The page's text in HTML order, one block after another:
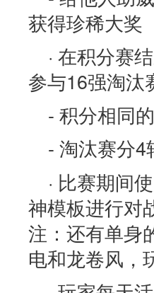
获得珍稀大奖
· 在积分赛
参与16强淘
- 积分相同
- 淘汰赛分4
· 比赛期间
神模板进行对
注：还有单身
电和龙卷风，